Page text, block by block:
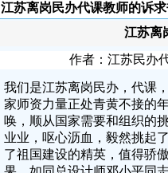
江苏离岗民办代课教师的诉
江苏离
作者：江苏民办
我们是江苏离岗民办，代课
家师资力量正处青黄不接的
唤，顺从国家需要和组织的
业业，呕心沥血，毅然挑起
了祖国建设的精英，值得骄